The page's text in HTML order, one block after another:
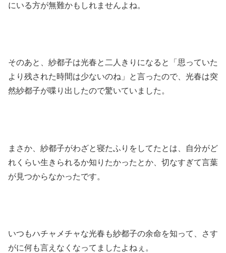
にいる方が無難かもしれませんよね。
そのあと、紗都子は光春と二人きりになると「思っていた
より残された時間は少ないのね」と言ったので、光春は突
然紗都子が喋り出したので驚いていました。
まさか、紗都子がわざと寝たふりをしてたとは、自分がど
れくらい生きられるか知りたかったとか、切なすぎて言葉
が見つからなかったです。
いつもハチャメチャな光春も紗都子の余命を知って、さす
がに何も言えなくなってましたよねぇ。